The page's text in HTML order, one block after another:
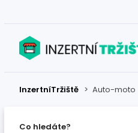
InzertníTržiště > Auto-moto
Co hledáte?